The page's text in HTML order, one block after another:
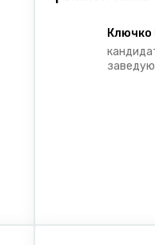
Ключко